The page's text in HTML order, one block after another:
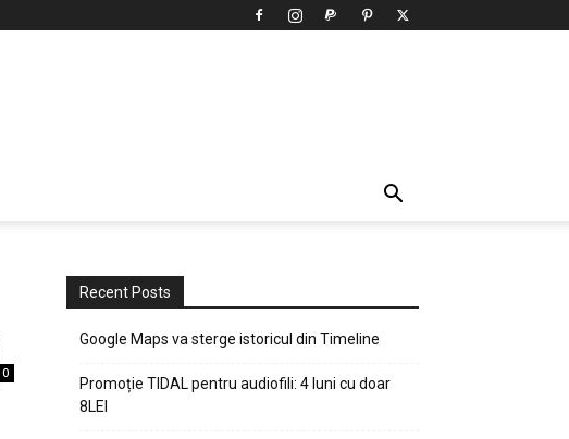
0
Recent Posts
Google Maps va sterge istoricul din Timeline
Promoție TIDAL pentru audiofili: 4 luni cu doar
8LEI